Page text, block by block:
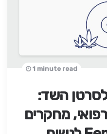
השד:
מחקרים
1 minute read